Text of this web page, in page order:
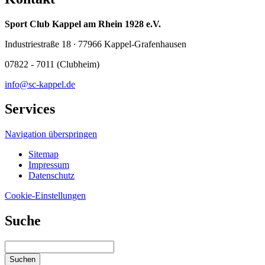
Sport Club Kappel am Rhein 1928 e.V.
Industriestraße 18 ∙ 77966 Kappel-Grafenhausen
07822 - 7011 (Clubheim)
info@sc-kappel.de
Services
Navigation überspringen
Sitemap
Impressum
Datenschutz
Cookie-Einstellungen
Suche
Suchen